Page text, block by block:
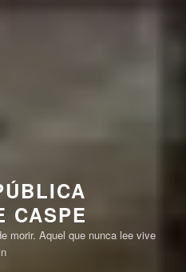
CASPE
morir. Aquel que nunca lee vive